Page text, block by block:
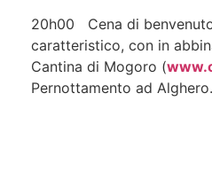
20h00 Cena di
caratteristico, con in
Cantina di Mogoro (
Pernottamento ad Alghero.